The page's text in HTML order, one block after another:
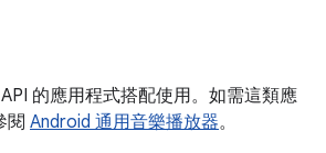
的應用程式搭配使用。如需這類應
閱 Android 通用音樂播放器。